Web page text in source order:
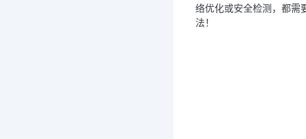
络优化或安全检测，都需
法！